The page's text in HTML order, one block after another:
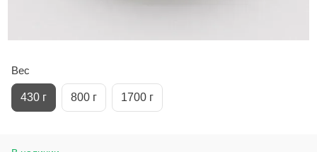
Вес
430 г 800 г 1700 г